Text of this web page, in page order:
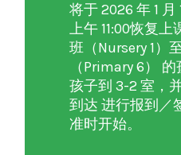
将于 2026 年 1 月
上午 11:00恢复
班（Nursery 1）
（Primary 6）
孩子到 3-2 室，
到达 进行报到／
准时开始。